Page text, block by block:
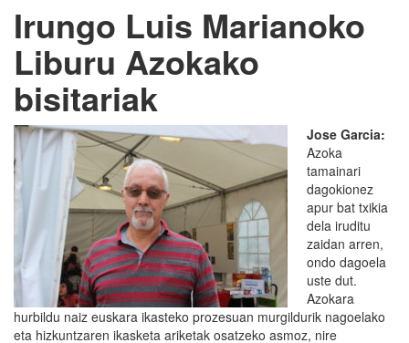
Irungo Luis Marianoko
Liburu Azokako
bisitariak
Jose Garcia:
Azoka
tamainari
dagokionez
apur bat txikia
dela iruditu
zaidan arren,
ondo dagoela
uste dut.
Azokara
hurbildu naiz euskara ikasteko prozesuan murgildurik nagoelako
eta hizkuntzaren ikasketa ariketak osatzeko asmoz, nire